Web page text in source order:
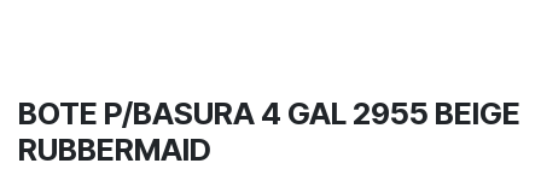
BOTE P/BASURA 4 GAL 2955 BEIGE
RUBBERMAID